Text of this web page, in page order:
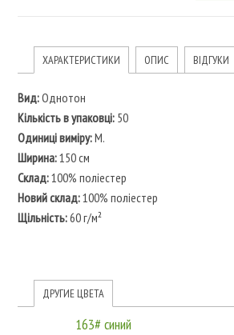
ХАРАКТЕРИСТИКИ ОПИС ВІДГУКИ
Вид:Однотон
Кількість в упаковці:50
Одиниці виміру:M.
Ширина:150 см
Склад:100% поліестер
Новий склад:100% поліестер
Щільність:60 г/м²
ДРУГИЕ ЦВЕТА
163# синий